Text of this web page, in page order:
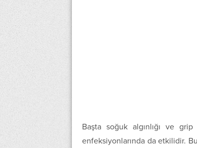
Başta soğuk algınlığı ve
enfeksiyonlarında da etkilidir.